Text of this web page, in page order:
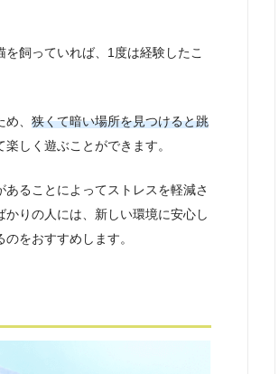
飼っていれば、1度は経験したこ
、 狭くて暗い場所を見つけると跳
しく遊ぶことができます。
ることによってストレスを軽減さ
りの人には、新しい環境に安心し
をおすすめします。